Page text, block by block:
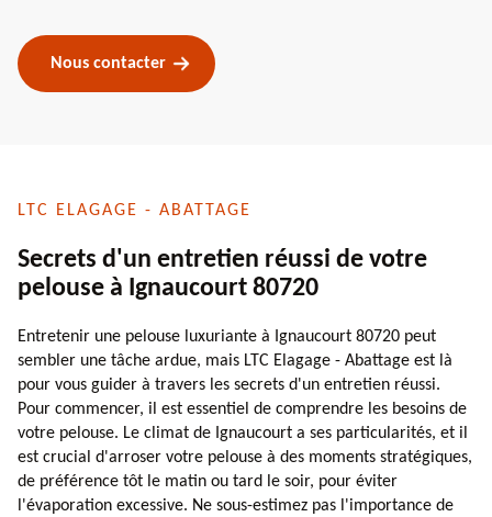
Nous contacter
LTC ELAGAGE - ABATTAGE
Secrets d'un entretien réussi de votre
pelouse à Ignaucourt 80720
Entretenir une pelouse luxuriante à Ignaucourt 80720 peut
sembler une tâche ardue, mais LTC Elagage - Abattage est là
pour vous guider à travers les secrets d'un entretien réussi.
Pour commencer, il est essentiel de comprendre les besoins de
votre pelouse. Le climat de Ignaucourt a ses particularités, et il
est crucial d'arroser votre pelouse à des moments stratégiques,
de préférence tôt le matin ou tard le soir, pour éviter
l'évaporation excessive. Ne sous-estimez pas l'importance de